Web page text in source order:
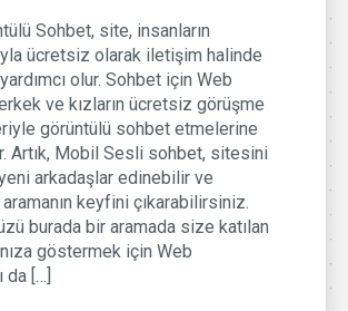
Sohbet, site, insanların
ücretsiz olarak iletişim halinde
olur. Sohbet için Web
ve kızların ücretsiz görüşme
görüntülü sohbet etmelerine
Artık, Mobil Sesli sohbet, sitesini
arkadaşlar edinebilir ve
keyfini çıkarabilirsiniz.
burada bir aramada size katılan
göstermek için Web
da […]